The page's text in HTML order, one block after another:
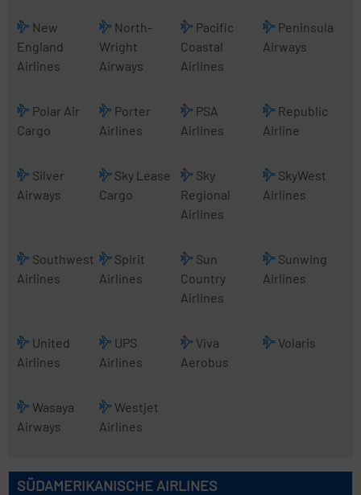
New
England
Airlines
North-
Wright
Airways
Pacific
Coastal
Airlines
Peninsula
Airways
Polar Air
Cargo
Porter
Airlines
PSA
Airlines
Republic
Airline
Silver
Airways
Sky Lease
Cargo
Sky
Regional
Airlines
SkyWest
Airlines
Southwest
Airlines
Spirit
Airlines
Sun
Country
Airlines
Sunwing
Airlines
United
Airlines
UPS
Airlines
Viva
Aerobus
Volaris
Wasaya
Airways
Westjet
Airlines
SÜDAMERIKANISCHE AIRLINES